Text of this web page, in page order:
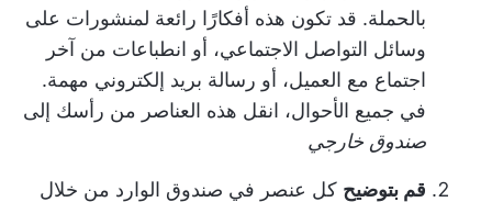
بالحملة. قد تكون هذه أفكارًا رائعة لمنشورات على
وسائل التواصل الاجتماعي، أو انطباعات من آخر
اجتماع مع العميل، أو رسالة بريد إلكتروني مهمة.
في جميع الأحوال، انقل هذه العناصر من رأسك إلى
صندوق خارجي
قم بتوضيح كل عنصر في صندوق الوارد من خلال